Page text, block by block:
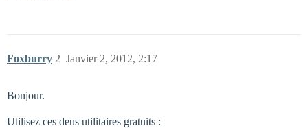
Foxburry Janvier 2, 2012, 2:17
2
Bonjour.
Utilisez ces deus utilitaires gratuits :